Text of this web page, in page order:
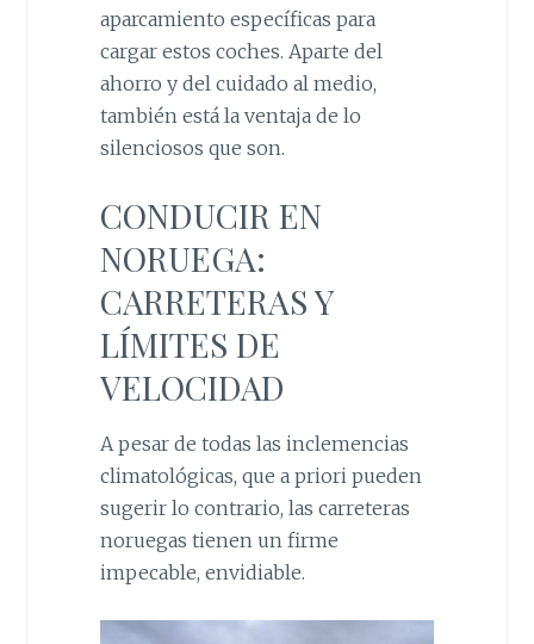
aparcamiento específicas para
cargar estos coches. Aparte del
ahorro y del cuidado al medio,
también está la ventaja de lo
silenciosos que son.
CONDUCIR EN
NORUEGA:
CARRETERAS Y
LÍMITES DE
VELOCIDAD
A pesar de todas las inclemencias
climatológicas, que a priori pueden
sugerir lo contrario, las carreteras
noruegas tienen un firme
impecable, envidiable.